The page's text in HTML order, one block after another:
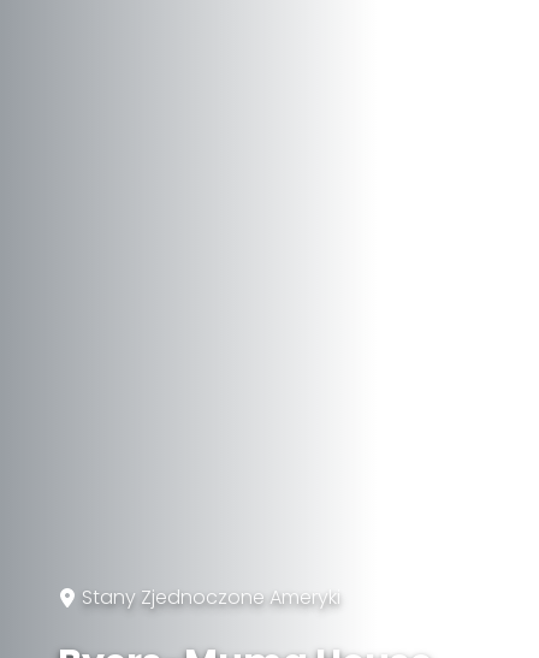
Stany Zjednoczone Ameryki